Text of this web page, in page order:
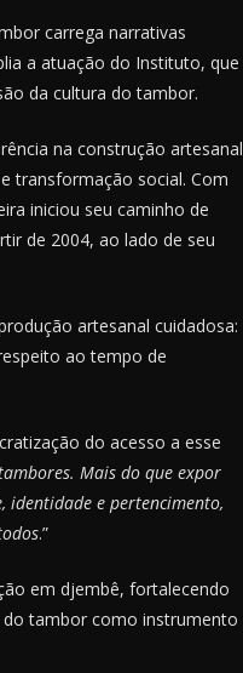
carrega narrativas
a atuação do Instituto, que
da cultura do tambor.
na construção artesanal
transformação social. Com
iniciou seu caminho de
de 2004, ao lado de seu
artesanal cuidadosa:
ao tempo de
do acesso a esse
Mais do que expor
identidade e pertencimento,
.”
em djembê, fortalecendo
tambor como instrumento